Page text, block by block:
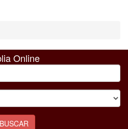
Online
chave
a
Bíblia